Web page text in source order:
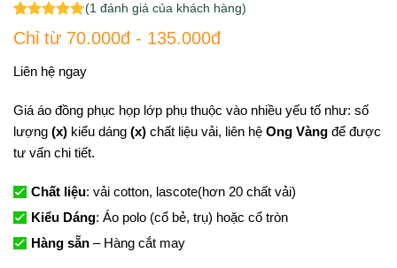
5.00trên 5
dựa trên
1
(1đánh giá của khách hàng)
Chỉ từ 70.000đ - 135.000đ
Liên hệ ngay
Giá áo đồng phục họp lớp phụ thuộc vào nhiều yếu tố như: số
lượng (x)kiểu dáng (x) chất liệu vải, liên hệ Ong Vàngđể được
tư vấn chi tiết.
Chất liệu: vải cotton, lascote(hơn 20 chất vải)
Kiểu Dáng: Áo polo (cổ bẻ, trụ) hoặc cổ tròn
Hàng sẵn– Hàng cắt may